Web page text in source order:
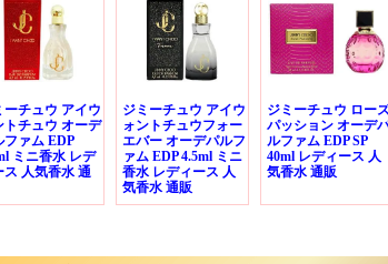
ーチュウ アイウ
トチュウ オーデ
ファム EDP
ミニ香水 レデ
ス 人気香水 通
ジミーチュウ アイウ
ォントチュウフォー
エバー オーデパルフ
ァム EDP 4.5ml ミニ
香水 レディース 人
気香水 通販
ジミーチュウ ロー
パッション オーデ
ルファム EDP SP
40ml レディース 人
気香水 通販